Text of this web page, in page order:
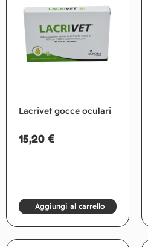
Lacrivet gocce oculari
15,20 €
Aggiungi al carrello